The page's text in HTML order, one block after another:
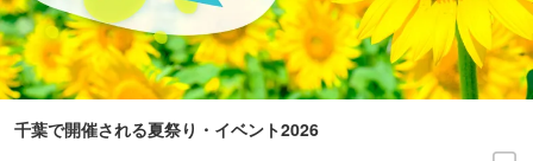
千葉で開催される夏祭り・イベント2026